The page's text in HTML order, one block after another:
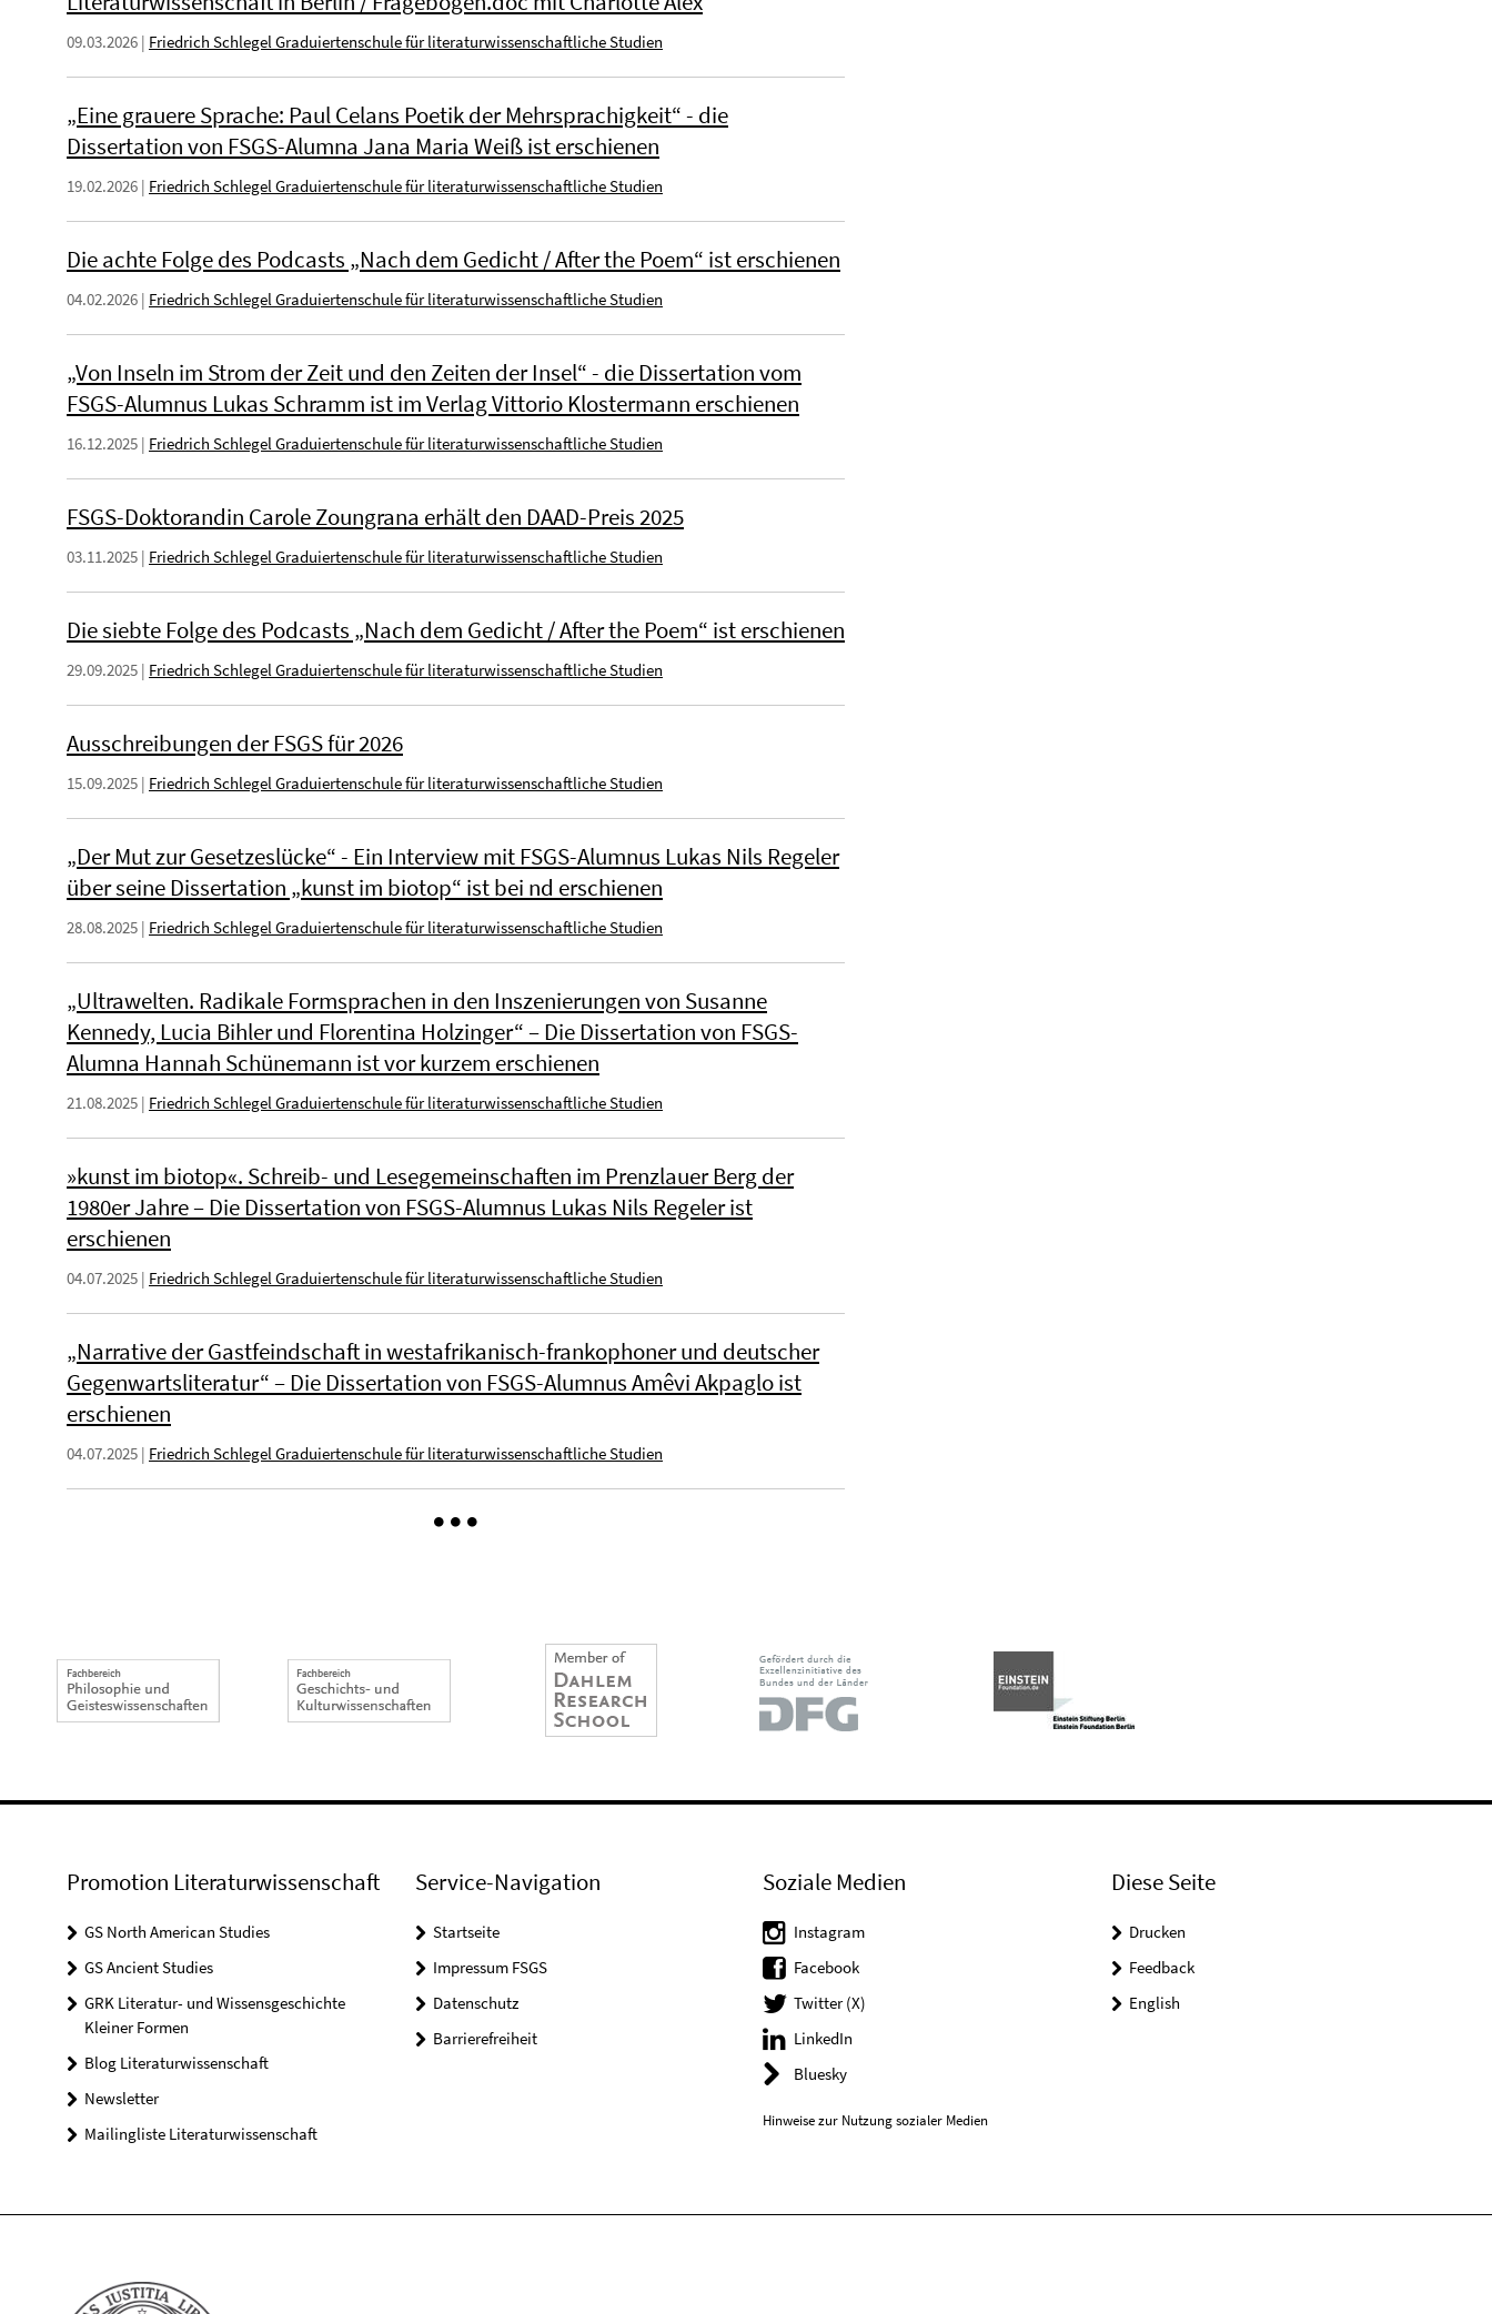
09.03.2026 | Friedrich Schlegel Graduiertenschule für literaturwissenschaftliche Studien
„Eine grauere Sprache: Paul Celans Poetik der Mehrsprachigkeit“ - die
Dissertation von FSGS-Alumna Jana Maria Weiß ist erschienen
19.02.2026 | Friedrich Schlegel Graduiertenschule für literaturwissenschaftliche Studien
Die achte Folge des Podcasts „Nach dem Gedicht / After the Poem“ ist erschienen
04.02.2026 | Friedrich Schlegel Graduiertenschule für literaturwissenschaftliche Studien
„Von Inseln im Strom der Zeit und den Zeiten der Insel“ - die Dissertation vom
FSGS-Alumnus Lukas Schramm ist im Verlag Vittorio Klostermann erschienen
16.12.2025 | Friedrich Schlegel Graduiertenschule für literaturwissenschaftliche Studien
FSGS-Doktorandin Carole Zoungrana erhält den DAAD-Preis 2025
03.11.2025 | Friedrich Schlegel Graduiertenschule für literaturwissenschaftliche Studien
Die siebte Folge des Podcasts „Nach dem Gedicht / After the Poem“ ist erschienen
29.09.2025 | Friedrich Schlegel Graduiertenschule für literaturwissenschaftliche Studien
Ausschreibungen der FSGS für 2026
15.09.2025 | Friedrich Schlegel Graduiertenschule für literaturwissenschaftliche Studien
„Der Mut zur Gesetzeslücke“ - Ein Interview mit FSGS-Alumnus Lukas Nils Regeler
über seine Dissertation „kunst im biotop“ ist bei nd erschienen
28.08.2025 | Friedrich Schlegel Graduiertenschule für literaturwissenschaftliche Studien
„Ultrawelten. Radikale Formsprachen in den Inszenierungen von Susanne
Kennedy, Lucia Bihler und Florentina Holzinger“ – Die Dissertation von FSGS-
Alumna Hannah Schünemann ist vor kurzem erschienen
21.08.2025 | Friedrich Schlegel Graduiertenschule für literaturwissenschaftliche Studien
»kunst im biotop«. Schreib- und Lesegemeinschaften im Prenzlauer Berg der
1980er Jahre – Die Dissertation von FSGS-Alumnus Lukas Nils Regeler ist
erschienen
04.07.2025 | Friedrich Schlegel Graduiertenschule für literaturwissenschaftliche Studien
„Narrative der Gastfeindschaft in westafrikanisch-frankophoner und deutscher
Gegenwartsliteratur“ – Die Dissertation von FSGS-Alumnus Amêvi Akpaglo ist
erschienen
04.07.2025 | Friedrich Schlegel Graduiertenschule für literaturwissenschaftliche Studien
Promotion Literaturwissenschaft
GS North American Studies
GS Ancient Studies
GRK Literatur- und Wissensgeschichte
Kleiner Formen
Blog Literaturwissenschaft
Newsletter
Mailingliste Literaturwissenschaft
Service-Navigation
Startseite
Impressum FSGS
Datenschutz
Barrierefreiheit
Soziale Medien
Instagram
Facebook
Twitter (X)
LinkedIn
Bluesky
Hinweise zur Nutzung sozialer Medien
Diese Seite
Drucken
Feedback
English